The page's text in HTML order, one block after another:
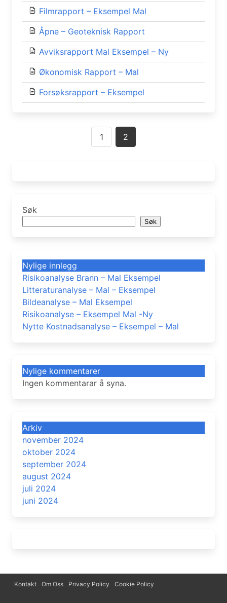
Filmrapport – Eksempel Mal
Åpne – Geoteknisk Rapport
Avviksrapport Mal Eksempel – Ny
Økonomisk Rapport – Mal
Forsøksrapport – Eksempel
1 2
Søk
Søk
Nylige innlegg
Risikoanalyse Brann – Mal Eksempel
Litteraturanalyse – Mal – Eksempel
Bildeanalyse – Mal Eksempel
Risikoanalyse – Eksempel Mal -Ny
Nytte Kostnadsanalyse – Eksempel – Mal
Nylige kommentarer
Ingen kommentarar å syna.
Arkiv
november 2024
oktober 2024
september 2024
august 2024
juli 2024
juni 2024
Kontakt Om Oss Privacy Policy Cookie Policy